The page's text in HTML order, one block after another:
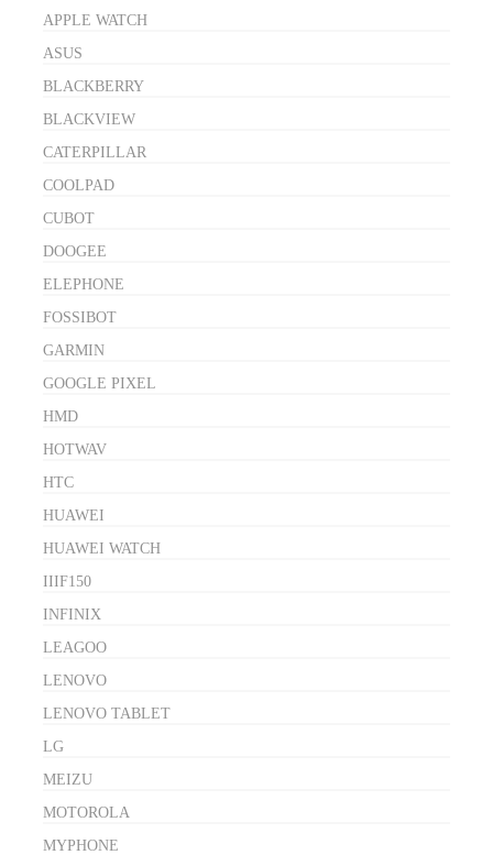
APPLE WATCH
ASUS
BLACKBERRY
BLACKVIEW
CATERPILLAR
COOLPAD
CUBOT
DOOGEE
ELEPHONE
FOSSIBOT
GARMIN
GOOGLE PIXEL
HMD
HOTWAV
HTC
HUAWEI
HUAWEI WATCH
IIIF150
INFINIX
LEAGOO
LENOVO
LENOVO TABLET
LG
MEIZU
MOTOROLA
MYPHONE